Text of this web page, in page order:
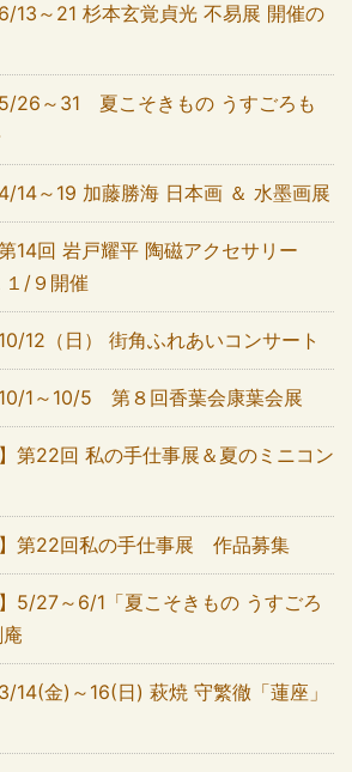
6/13～21 杉本玄覚貞光 不易展 開催の
5/26～31 夏こそきもの うすごろも
4/14～19 加藤勝海 日本画 ＆ 水墨画展
14回 岩戸耀平 陶磁アクセサリー
/９開催
12（日） 街角ふれあいコンサート
10/1～10/5 第８回香葉会康葉会展
第22回 私の手仕事展＆夏のミニコン
】第22回私の手仕事展 作品募集
】5/27～6/1「夏こそきもの うすごろ
14(金)～16(日) 萩焼 守繁徹「蓮座」